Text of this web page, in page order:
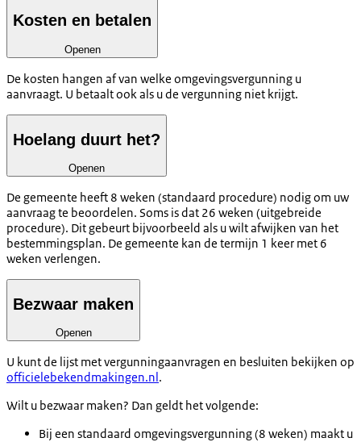
Kosten en betalen
Openen
De kosten hangen af van welke omgevingsvergunning u
aanvraagt. U betaalt ook als u de vergunning niet krijgt.
Hoelang duurt het?
Openen
De gemeente heeft 8 weken (standaard procedure) nodig om uw
aanvraag te beoordelen. Soms is dat 26 weken (uitgebreide
procedure). Dit gebeurt bijvoorbeeld als u wilt afwijken van het
bestemmingsplan. De gemeente kan de termijn 1 keer met 6
weken verlengen.
Bezwaar maken
Openen
U kunt de lijst met vergunningaanvragen en besluiten bekijken op
officielebekendmakingen.nl .
Wilt u bezwaar maken? Dan geldt het volgende:
Bij een standaard omgevingsvergunning (8 weken) maakt u